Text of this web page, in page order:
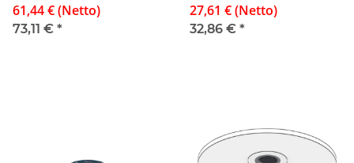
61,44 € (Netto)
73,11 € *
27,61 € (Netto)
32,86 € *